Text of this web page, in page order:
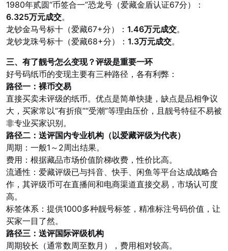
1980年贰圆“币签合一”恐龙号（爱藏金盾认证67分）：
6.325万元成交。
龙钞金马号标十（爱藏67+分）： 1.46万元成交。
龙钞龙珠号标十（爱藏68+分）： 1.3万元成交。
三、有了靓号怎么变现？评级是重要一环
好号码纸币的变现主要有三种路径，各有利弊：
路径一：裸币交易
直接买卖未评级的纸币。优点是简单快捷，缺点是品相争议
大，买家常以“有折痕”“受潮”等理由压价，且靓号特征不易被
非专业买家识别。
路径二：送评国内专业机构（以爱藏评级为代表）
周期：一般1～2周出结果。
费用：根据藏品市场价值阶梯收费，性价比高。
流通性：爱藏评级已与抖音、快手、闲鱼等平台达成战略合
作，其评级币可在直播间和电商渠道直接交易，市场认可度
高。
标签体系：提供1000多种靓号标签，精准标注号码价值，让
买家一目了然。
路径三：送评国际评级机构
周期较长（通常数周至数月），费用相对较高。